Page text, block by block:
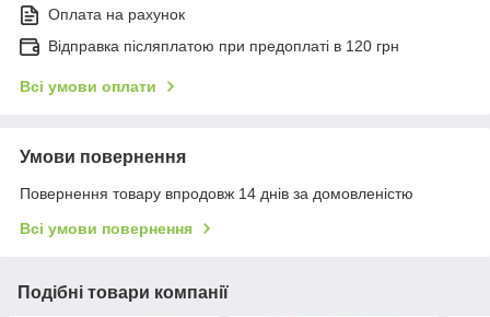
Оплата на рахунок
Відправка післяплатою при предоплаті в 120 грн
Всі умови оплати
Умови повернення
Повернення товару впродовж 14 днів за домовленістю
Всі умови повернення
Подібні товари компанії